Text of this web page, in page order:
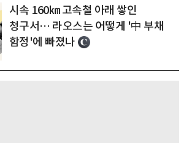
시속 160㎞ 고속철 아래 쌓인
청구서… 라오스는 어떻게 '中 부채
함정'에 빠졌나